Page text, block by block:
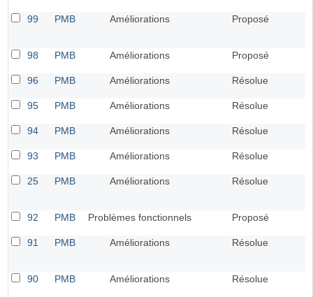
99 PMB Améliorations Proposé
98 PMB Améliorations Proposé
96 PMB Améliorations Résolue
95 PMB Améliorations Résolue
94 PMB Améliorations Résolue
93 PMB Améliorations Résolue
25 PMB Améliorations Résolue
92 PMB Problèmes fonctionnels Proposé
91 PMB Améliorations Résolue
90 PMB Améliorations Résolue